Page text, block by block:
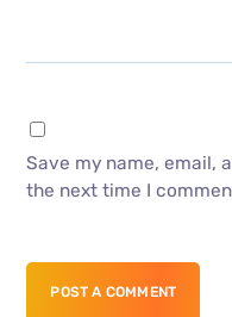
Save my name, email,
the next time I
POST A COMMENT